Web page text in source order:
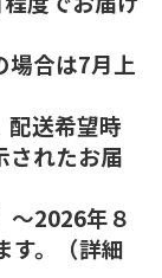
場合は7月上
送希望時
されたお届
2026年８
す。（詳細